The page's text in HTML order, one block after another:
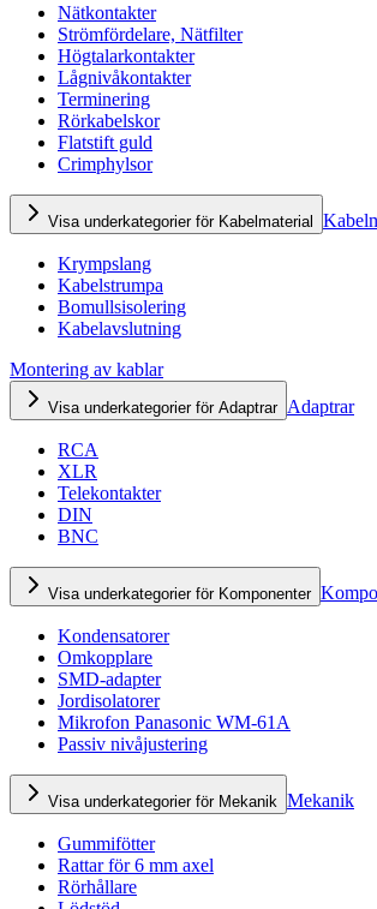
Nätkontakter
Strömfördelare, Nätfilter
Högtalarkontakter
Lågnivåkontakter
Terminering
Rörkabelskor
Flatstift guld
Crimphylsor
Visa underkategorier för Kabelmaterial
Krympslang
Kabelstrumpa
Bomullsisolering
Kabelavslutning
Montering av kablar
Visa underkategorier för Adaptrar Adaptrar
RCA
XLR
Telekontakter
DIN
BNC
Visa underkategorier för Komponenter
Kondensatorer
Omkopplare
SMD-adapter
Jordisolatorer
Mikrofon Panasonic WM-61A
Passiv nivåjustering
Visa underkategorier för Mekanik Mekanik
Gummifötter
Rattar för 6 mm axel
Rörhållare